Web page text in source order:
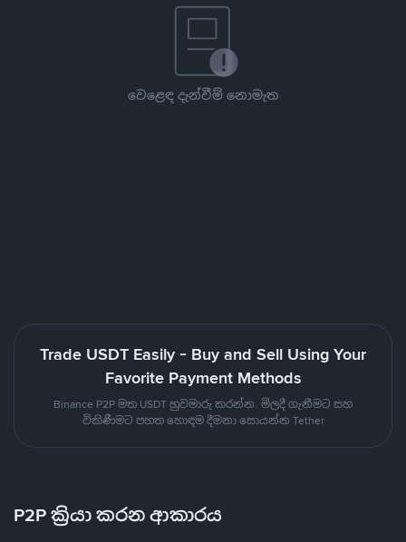
වෙළෙඳ දැන්වීම් නොමැත
Trade USDT Easily - Buy and Sell Using Your
Favorite Payment Methods
Binance P2P මත USDT හුවමාරු කරන්න. මිලදී ගැනීමට සහ
විකිණීමට පහත හොඳම දීමනා සොයන්න Tether
P2P ක්‍රියා කරන ආකාරය